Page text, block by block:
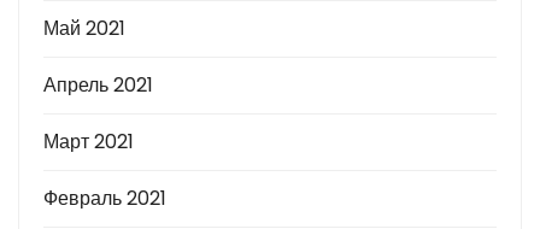
Май 2021
Апрель 2021
Март 2021
Февраль 2021